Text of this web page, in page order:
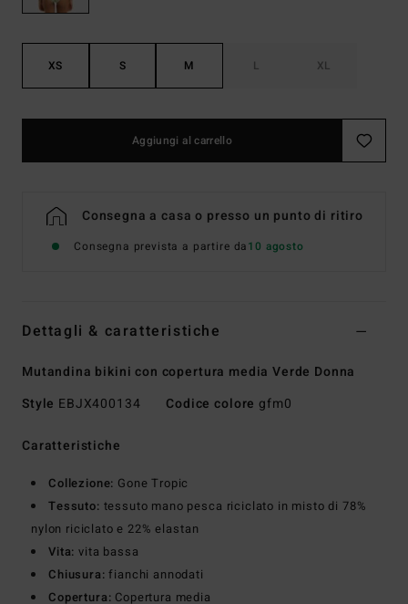
XS S M L XL
Aggiungi al carrello
Consegna a casa o presso un punto di ritiro
Consegna prevista a partire da10 agosto
Dettagli & caratteristiche
Mutandina bikini con copertura media Verde Donna
Style EBJX400134 Codice colore gfm0
Caratteristiche
Collezione: Gone Tropic
Tessuto: tessuto mano pesca riciclato in misto di 78%
nylon riciclato e 22% elastan
Vita: vita bassa
Chiusura: fianchi annodati
Copertura: Copertura media